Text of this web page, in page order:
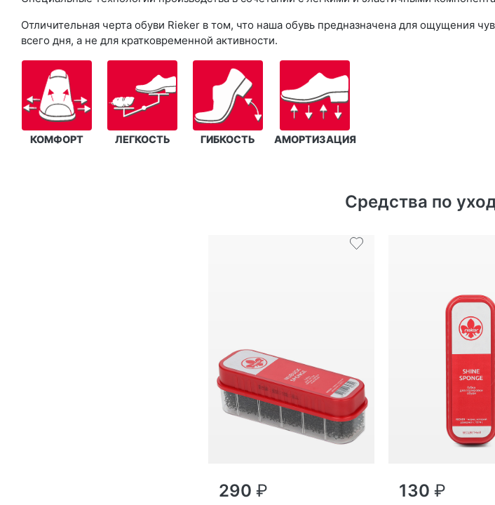
Отличительная черта обуви Rieker в том, что наша обувь предназначена для ощущения
всего дня, а не для кратковременной активности.
КОМФОРТ ЛЕГКОСТЬ ГИБКОСТЬ АМОРТИЗАЦИЯ
Средства по
290 ₽ 130 ₽